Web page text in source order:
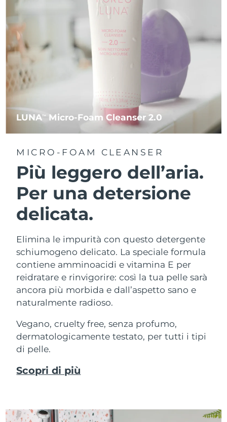
LUNATM Micro-Foam Cleanser 2.0
MICRO-FOAM CLEANSER
Più leggero dell’aria.
Per una detersione
delicata.
Elimina le impurità con questo detergente
schiumogeno delicato. La speciale formula
contiene amminoacidi e vitamina E per
reidratare e rinvigorire: così la tua pelle sarà
ancora più morbida e dall’aspetto sano e
naturalmente radioso.
Vegano, cruelty free, senza profumo,
dermatologicamente testato, per tutti i tipi
di pelle.
Scopri di più